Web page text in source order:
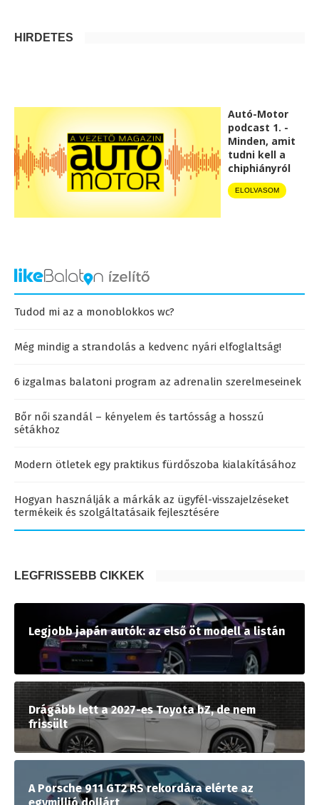
HIRDETÉS
Autó-Motor
podcast 1. -
Minden, amit
tudni kell a
chiphiányról
ELOLVASOM
Tudod mi az a monoblokkos wc?
Még mindig a strandolás a kedvenc nyári elfoglaltság!
6 izgalmas balatoni program az adrenalin szerelmeseinek
Bőr női szandál – kényelem és tartósság a hosszú
sétákhoz
Modern ötletek egy praktikus fürdőszoba kialakításához
Hogyan használják a márkák az ügyfél-visszajelzéseket
termékeik és szolgáltatásaik fejlesztésére
LEGFRISSEBB CIKKEK
Legjobb japán autók: az első öt modell a listán
Drágább lett a 2027-es Toyota bZ, de nem
frissült
A Porsche 911 GT2 RS rekordára elérte az